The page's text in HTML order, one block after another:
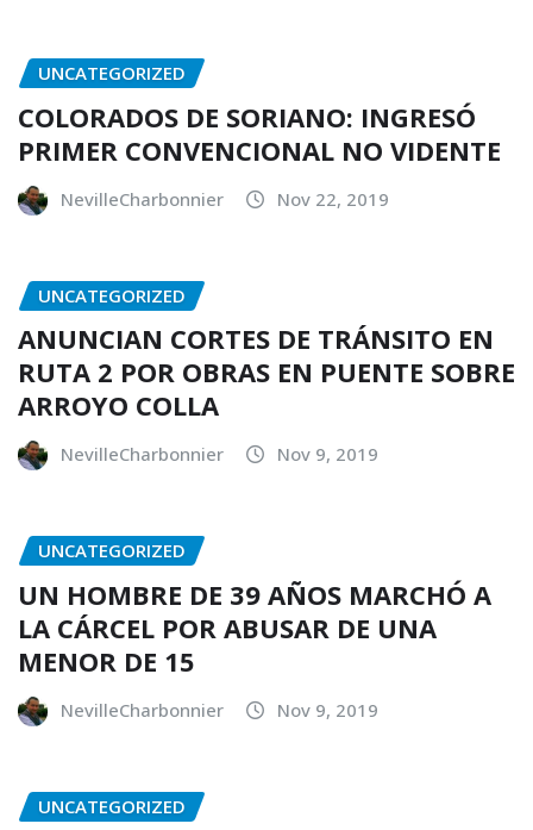
UNCATEGORIZED
COLORADOS DE SORIANO: INGRESÓ
PRIMER CONVENCIONAL NO VIDENTE
NevilleCharbonnier Nov 22, 2019
UNCATEGORIZED
ANUNCIAN CORTES DE TRÁNSITO EN
RUTA 2 POR OBRAS EN PUENTE SOBRE
ARROYO COLLA
NevilleCharbonnier Nov 9, 2019
UNCATEGORIZED
UN HOMBRE DE 39 AÑOS MARCHÓ A
LA CÁRCEL POR ABUSAR DE UNA
MENOR DE 15
NevilleCharbonnier Nov 9, 2019
UNCATEGORIZED